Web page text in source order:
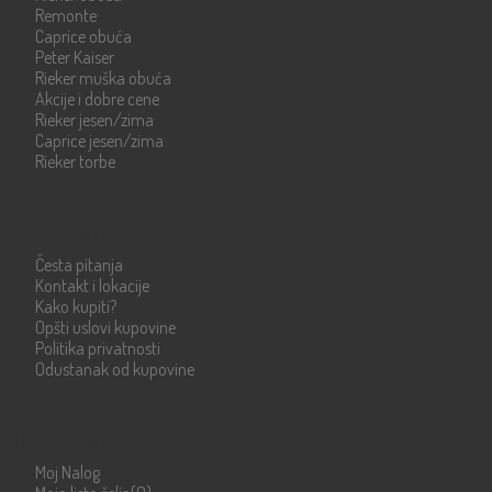
Remonte
Caprice obuća
Peter Kaiser
Rieker muška obuća
Akcije i dobre cene
Rieker jesen/zima
Caprice jesen/zima
Rieker torbe
Česta pitanja
Kontakt i lokacije
Kako kupiti?
Opšti uslovi kupovine
Politika privatnosti
Odustanak od kupovine
Moj Nalog